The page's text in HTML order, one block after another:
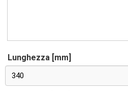
Lunghezza [mm]
340